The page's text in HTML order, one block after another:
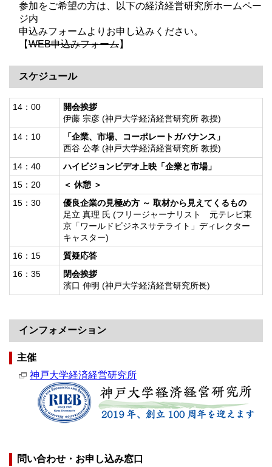
参加をご希望の方は、以下の経済経営研究所ホームペー
ジ内
申込みフォームよりお申し込みください。
【WEB申込みフォーム】
スケジュール
14：00
開会挨拶
伊藤 宗彦 (神戸大学経済経営研究所 教授)
14：10
「企業、市場、コーポレートガバナンス」
西谷 公孝 (神戸大学経済経営研究所 教授)
14：40
ハイビジョンビデオ上映「企業と市場」
15：20
＜ 休憩 ＞
15：30
優良企業の見極め方 ～ 取材から見えてくるもの
足立 真理 氏 (フリージャーナリスト 元テレビ東
京「ワールドビジネスサテライト」ディレクター
キャスター)
16：15
質疑応答
16：35
閉会挨拶
濱口 伸明 (神戸大学経済経営研究所長)
インフォメーション
主催
神戸大学経済経営研究所
問い合わせ・お申し込み窓口